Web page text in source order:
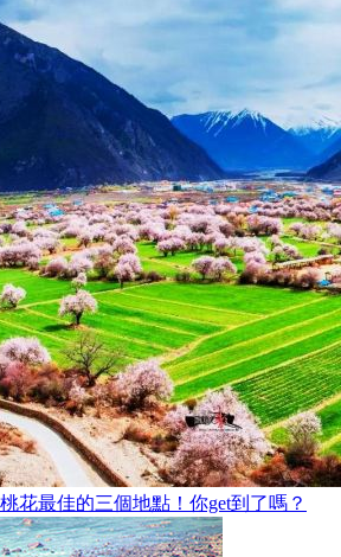
花最佳的三個地點！你get到了嗎？